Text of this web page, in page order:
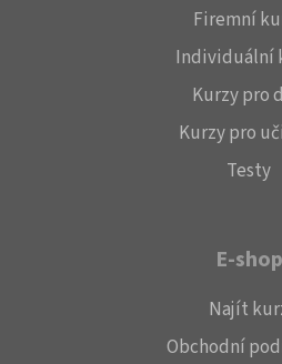
Firemní
Individuální
Kurzy pro
Kurzy pro
Testy
E-shop
Najít
Obchodní